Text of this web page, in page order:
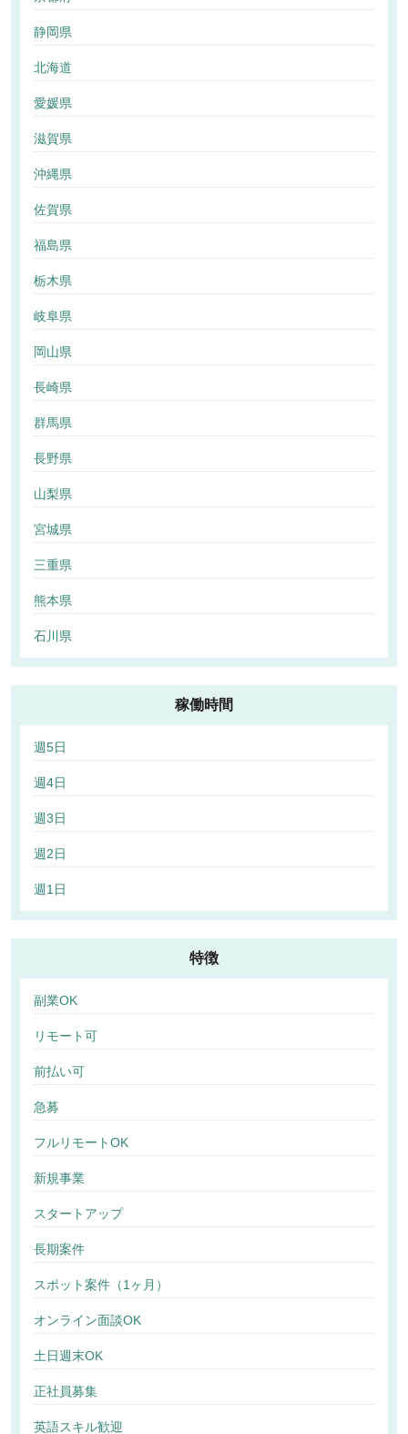
静岡県
北海道
愛媛県
滋賀県
沖縄県
佐賀県
福島県
栃木県
岐阜県
岡山県
長崎県
群馬県
長野県
山梨県
宮城県
三重県
熊本県
石川県
稼働時間
週5日
週4日
週3日
週2日
週1日
特徴
副業OK
リモート可
前払い可
急募
フルリモートOK
新規事業
スタートアップ
長期案件
スポット案件（1ヶ月）
オンライン面談OK
土日週末OK
正社員募集
英語スキル歓迎